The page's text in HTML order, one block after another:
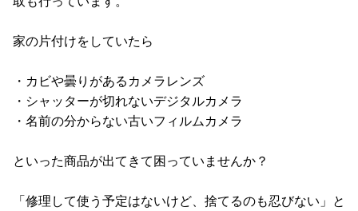
家の片付けをしていたら
・カビや曇りがあるカメラレンズ
・シャッターが切れないデジタルカメラ
・名前の分からない古いフィルムカメラ
といった商品が出てきて困っていませんか？
「修理して使う予定はないけど、捨てるのも忍びない」と